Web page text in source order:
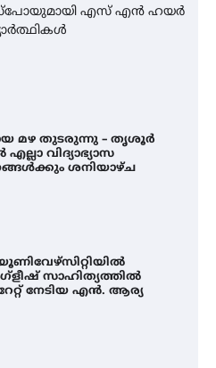
എസ് എൻ ഹയർ
മഴ തുടരുന്നു – തൃശൂർ
എല്ലാ വിദ്യാഭ്യാസ
ശനിയാഴ്ച
സാഹിത്യത്തിൽ
നേടിയ എൻ. ആര്യ